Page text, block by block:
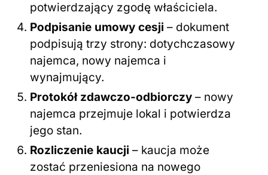
potwierdzający zgodę właściciela.
Podpisanie umowy cesji – dokument
podpisują trzy strony: dotychczasowy
najemca, nowy najemca i
wynajmujący.
Protokół zdawczo-odbiorczy – nowy
najemca przejmuje lokal i potwierdza
jego stan.
Rozliczenie kaucji – kaucja może
zostać przeniesiona na nowego